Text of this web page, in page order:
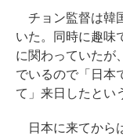
チョン監督は韓
いた。同時に趣味
に関わっていたが
でいるので「日本
て」来日したとい
日本に来てから